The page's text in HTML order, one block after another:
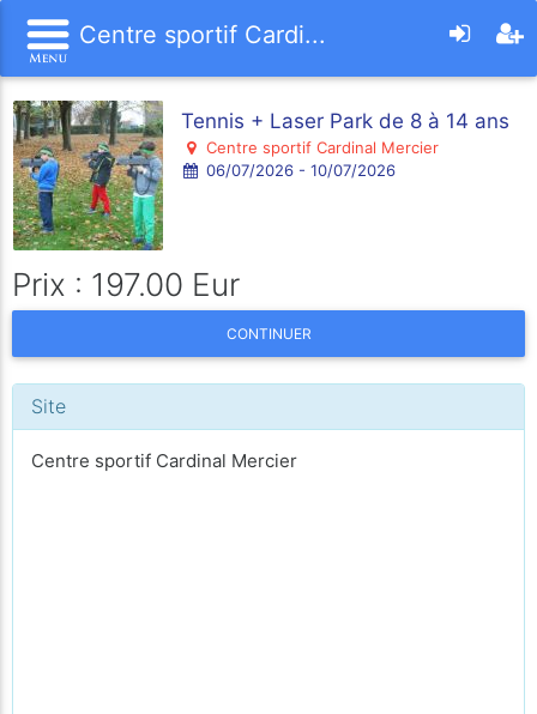
Centre sportif Cardi...
Tennis + Laser Park de 8 à 14 ans
Centre sportif Cardinal Mercier
06/07/2026 - 10/07/2026
Prix : 197.00 Eur
CONTINUER
Site
Centre sportif Cardinal Mercier